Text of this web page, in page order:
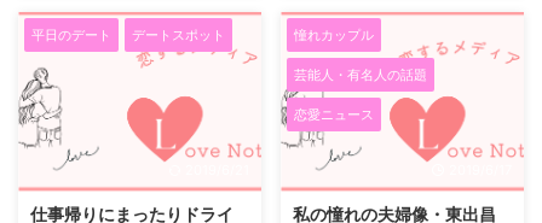
時間をどう過ごしたかで決まる ...
「元気？」「すごく元気だよ、メ
ッセもらってめちゃくちゃ嬉し
い」と、プラスの意味合いだけで
済めばいいのですが、LINEにも
通常の会話と同じような共通点が
あります。 それはきちんと相手
の話を聞く、それに対して誠実に
然に結婚するのだろうという認識
は甘いのだと悟りました。 何
もしなければ時間を無駄に消費し
てしまう、何かしなければ！
そこで目を付けたのがインターネ
ットを利用した、メリット豊富な
婚活サイトです。 第一のメリ
平日のデート デートスポット
仕事帰りにまったりドライ
憧れカップル
芸能人・有名人の話題
恋愛ニュース
私の憧れの夫婦像・東出昌